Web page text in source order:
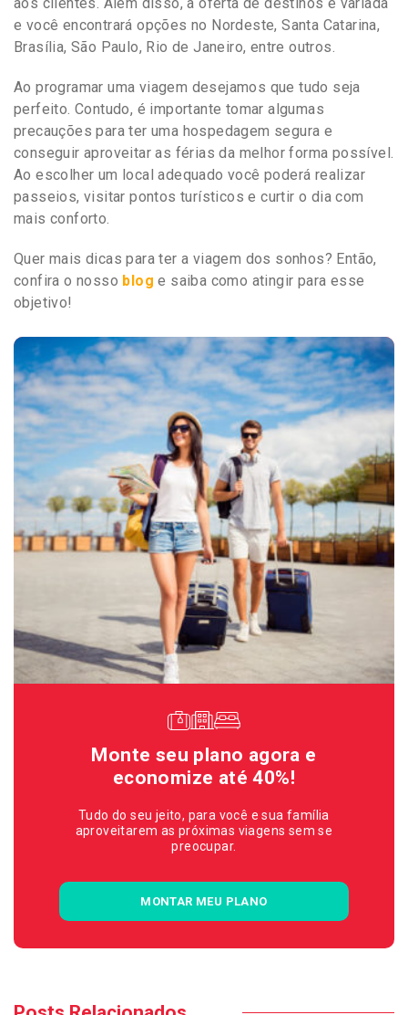
e você encontrará opções no Nordeste, Santa Catarina,
Brasília, São Paulo, Rio de Janeiro, entre outros.
Ao programar uma viagem desejamos que tudo seja
perfeito. Contudo, é importante tomar algumas
precauções para ter uma hospedagem segura e
conseguir aproveitar as férias da melhor forma possível.
Ao escolher um local adequado você poderá realizar
passeios, visitar pontos turísticos e curtir o dia com
mais conforto.
Quer mais dicas para ter a viagem dos sonhos? Então,
confira o nosso blog e saiba como atingir para esse
objetivo!
Monte seu plano agora e
economize até 40%!
Tudo do seu jeito, para você e sua família
aproveitarem as próximas viagens sem se
preocupar.
MONTAR MEU PLANO